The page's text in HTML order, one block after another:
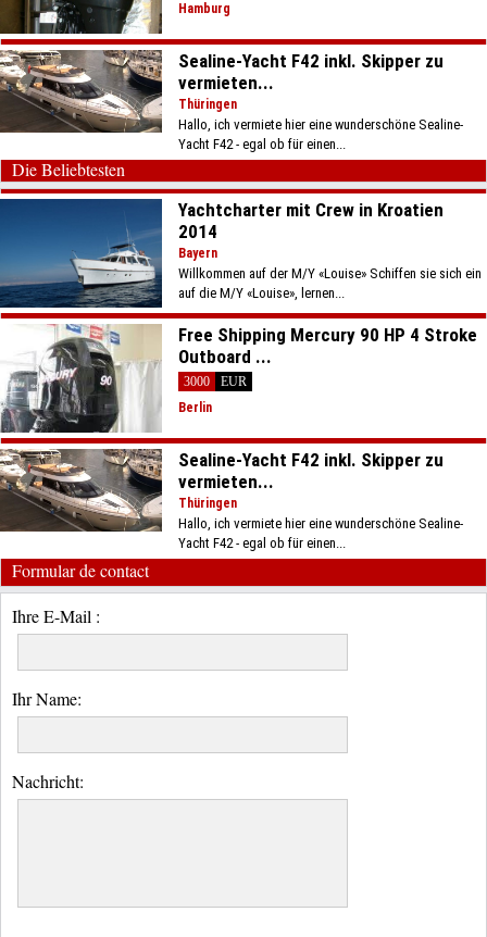
Hamburg
Sealine-Yacht F42 inkl. Skipper zu
vermieten...
Thüringen
Hallo, ich vermiete hier eine wunderschöne Sealine-
Yacht F42 - egal ob für einen...
Die Beliebtesten
Yachtcharter mit Crew in Kroatien
2014
Bayern
Willkommen auf der M/Y «Louise» Schiffen sie sich ein
auf die M/Y «Louise», lernen...
Free Shipping Mercury 90 HP 4 Stroke
Outboard ...
3000
EUR
Berlin
Sealine-Yacht F42 inkl. Skipper zu
vermieten...
Thüringen
Hallo, ich vermiete hier eine wunderschöne Sealine-
Yacht F42 - egal ob für einen...
Formular de contact
Ihre E-Mail :
Ihr Name:
Nachricht: